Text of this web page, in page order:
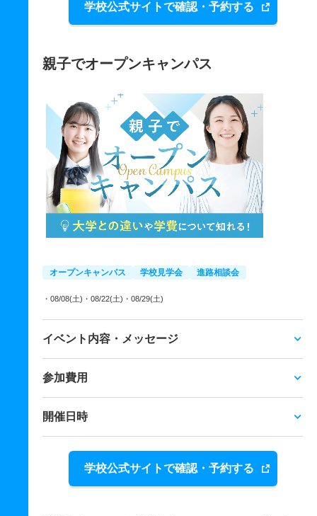
学校公式サイトで確認・予約する
親子でオープンキャンパス
オープンキャンパス 学校見学会 進路相談会
・08/08(土) ・08/22(土) ・08/29(土)
イベント内容・メッセージ
参加費用
開催日時
学校公式サイトで確認・予約する